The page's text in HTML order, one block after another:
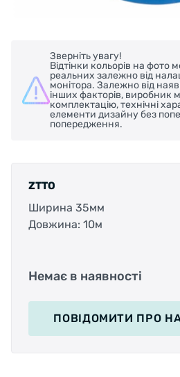
Зверніть увагу!
Відтінки кольорів на фото
реальних залежно від
монітора. Залежно від
інших факторів, виробник
комплектацію, технічні
елементи дизайну без
попередження.
ZTTO
Ширина 35мм
Довжина: 10м
Немає в наявності
ПОВІДОМИТИ ПРО